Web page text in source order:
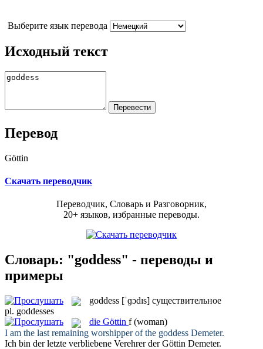
Выберите язык перевода
Исходный текст
Перевод
Göttin
Скачать переводчик
Переводчик, Словарь и Разговорник,
20+ языков, избранные переводы.
Словарь: "goddess" - переводы и
примеры
goddess [ˈɡɔdɪs] существительное
pl. goddesses
die Göttin f (woman)
I am the last remaining worshipper of the goddess Demeter.
Ich bin der letzte verbliebene Verehrer derGöttin Demeter.